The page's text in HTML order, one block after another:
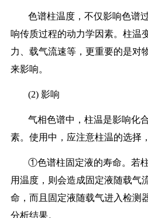
色谱柱温度，不仅影响色谱
响传质过程的动力学因素。柱温
力、载气流速等，更重要的是对
来影响。
(2) 影响
气相色谱中，柱温是影响化
素。使用中，应注意柱温的选择
①色谱柱固定液的寿命。若
用温度，则会造成固定液随载气
命，而且固定液随载气进入检测
分析结果。